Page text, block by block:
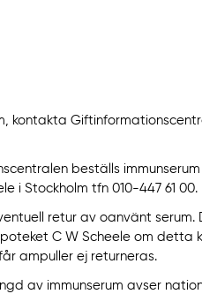
kontakta
beställs
i Stockholm tfn 010-447 61 00.
retur av oanvänt
C W Scheele om detta
ampuller ej returneras.
av immunserum avser